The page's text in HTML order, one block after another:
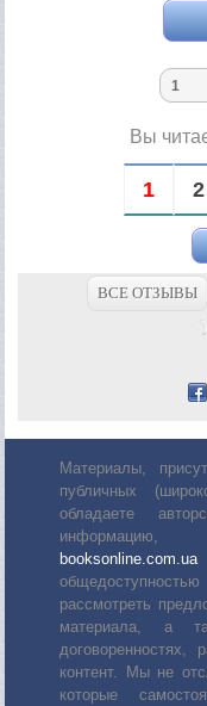
Вы
1 2
ВСЕ ОТЗЫВЫ
Материалы,
публичных
обладаете
booksonline.com.ua
рассмотреть
материала, а
договоренностях,
контент. Мы не
которые